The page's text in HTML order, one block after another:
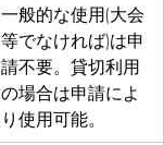
一般的な使用(大会
等でなければ)は申
請不要。貸切利用
の場合は申請によ
り使用可能。